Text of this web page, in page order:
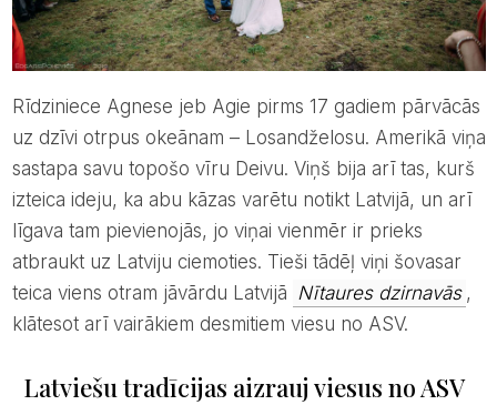
Rīdziniece Agnese jeb Agie pirms 17 gadiem pārvācās
uz dzīvi otrpus okeānam – Losandželosu. Amerikā viņa
sastapa savu topošo vīru Deivu. Viņš bija arī tas, kurš
izteica ideju, ka abu kāzas varētu notikt Latvijā, un arī
līgava tam pievienojās, jo viņai vienmēr ir prieks
atbraukt uz Latviju ciemoties. Tieši tādēļ viņi šovasar
teica viens otram jāvārdu Latvijā Nītaures dzirnavās ,
klātesot arī vairākiem desmitiem viesu no ASV.
Latviešu tradīcijas aizrauj viesus no ASV